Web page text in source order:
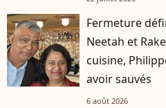
Fermeture
Neetah et
cuisine,
avoir sauvés
6 août 2026